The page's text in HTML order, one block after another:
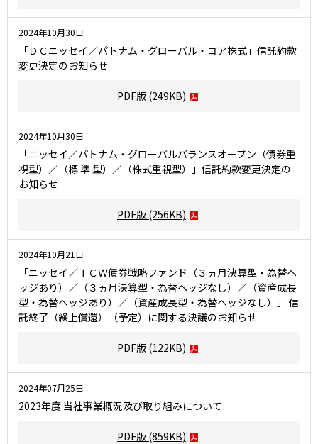
2024年10月30日
「ＤＣニッセイ／パトナム・グローバル・コア株式」信託約款
変更決定のお知らせ
PDF版 (249KB)
2024年10月30日
「ニッセイ／パトナム・グローバルバランスオープン（債券重
視型）／（標 準 型）／（株式重視型）」信託約款変更決定の
お知らせ
PDF版 (256KB)
2024年10月21日
「ニッセイ／ＴＣＷ債券戦略ファンド（３ヵ月決算型・為替ヘ
ッジあり）／（３ヵ月決算型・為替ヘッジなし）／（資産成長
型・為替ヘッジあり）／（資産成長型・為替ヘッジなし）」 信
託終了（繰上償還）（予定）に関する決議のお知らせ
PDF版 (122KB)
2024年07月25日
2023年度 当社事業概況及び取り組みについて
PDF版 (859KB)